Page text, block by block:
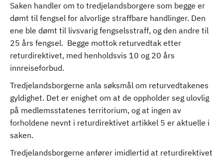
Saken handler om to tredjelandsborgere som begge er
dømt til fengsel for alvorlige straffbare handlinger. Den
ene ble dømt til livsvarig fengselsstraff, og den andre til
25 års fengsel. Begge mottok returvedtak etter
returdirektivet, med henholdsvis 10 og 20 års
innreiseforbud.
Tredjelandsborgerne anla søksmål om returvedtakenes
gyldighet. Det er enighet om at de oppholder seg ulovlig
på medlemsstatenes territorium, og at ingen av
forholdene nevnt i returdirektivet artikkel 5 er aktuelle i
saken.
Tredjelandsborgerne anfører imidlertid at returdirektivet